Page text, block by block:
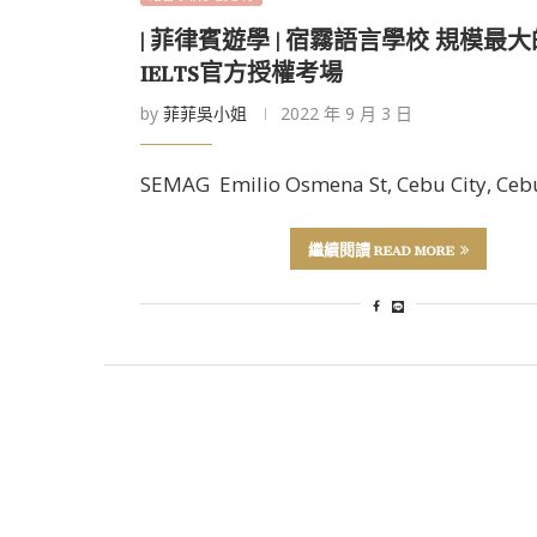
| 菲律賓遊學 | 宿霧語言學校 規模最大
IELTS官方授權考場
by 菲菲吳小姐 2022 年 9 月 3 日
SEMAG Emilio Osmena St, Cebu City,
繼續閱讀 READ MORE